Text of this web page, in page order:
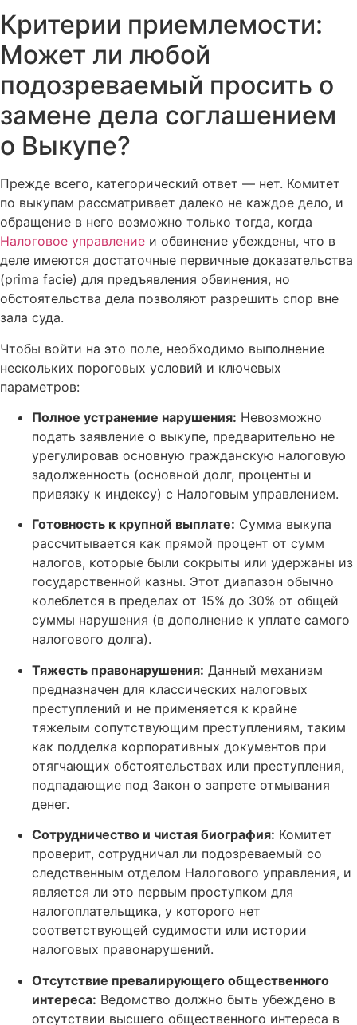
Критерии приемлемости:
Может ли любой
подозреваемый просить о
замене дела соглашением
о Выкупе?
Прежде всего, категорический ответ — нет. Комитет
по выкупам рассматривает далеко не каждое дело, и
обращение в него возможно только тогда, когда
Налоговое управление и обвинение убеждены, что в
деле имеются достаточные первичные доказательства
(prima facie) для предъявления обвинения, но
обстоятельства дела позволяют разрешить спор вне
зала суда.
Чтобы войти на это поле, необходимо выполнение
нескольких пороговых условий и ключевых
параметров:
Полное устранение нарушения: Невозможно
подать заявление о выкупе, предварительно не
урегулировав основную гражданскую налоговую
задолженность (основной долг, проценты и
привязку к индексу) с Налоговым управлением.
Готовность к крупной выплате: Сумма выкупа
рассчитывается как прямой процент от сумм
налогов, которые были сокрыты или удержаны из
государственной казны. Этот диапазон обычно
колеблется в пределах от 15% до 30% от общей
суммы нарушения (в дополнение к уплате самого
налогового долга).
Тяжесть правонарушения: Данный механизм
предназначен для классических налоговых
преступлений и не применяется к крайне
тяжелым сопутствующим преступлениям, таким
как подделка корпоративных документов при
отягчающих обстоятельствах или преступления,
подпадающие под Закон о запрете отмывания
денег.
Сотрудничество и чистая биография: Комитет
проверит, сотрудничал ли подозреваемый со
следственным отделом Налогового управления, и
является ли это первым проступком для
налогоплательщика, у которого нет
соответствующей судимости или истории
налоговых правонарушений.
Отсутствие превалирующего общественного
интереса: Ведомство должно быть убеждено в
отсутствии высшего общественного интереса в